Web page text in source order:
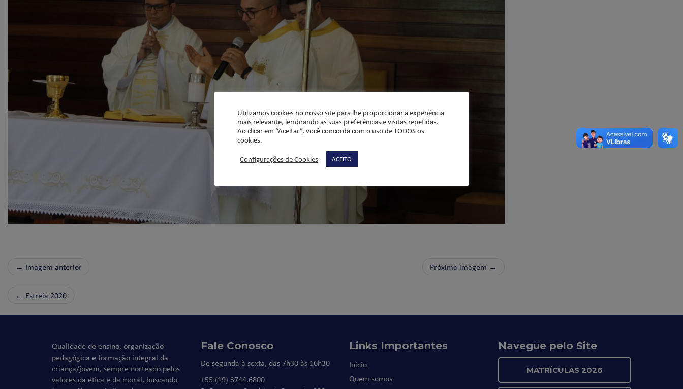
← Imagem anterior Próxima imagem →
← Estreia 2020
Qualidade de ensino, organização
pedagógica e formação integral da
criança/jovem, sempre norteado pelos
valores da ética e da moral, buscando
Fale Conosco
De segunda à sexta, das 7h30 às 16h30
+55 (19) 3744.6800
Links Importantes
Início
Quem somos
Navegue pelo Site
MATRÍCULAS 2026
Utilizamos cookies no nosso site para lhe proporcionar a experiência
mais relevante, lembrando as suas preferências e visitas repetidas.
Ao clicar em “Aceitar”, você concorda com o uso de TODOS os
cookies.
Configurações de Cookies
ACEITO